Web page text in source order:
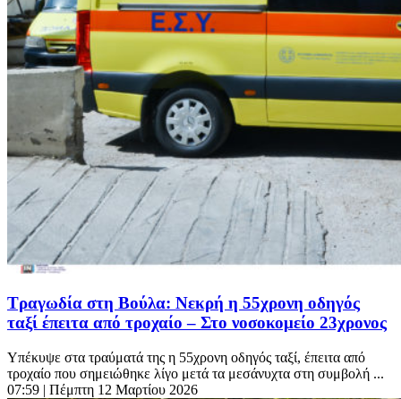
Τραγωδία στη Βούλα: Νεκρή η 55χρονη οδηγός
ταξί έπειτα από τροχαίο – Στο νοσοκομείο 23χρονος
Υπέκυψε στα τραύματά της η 55χρονη οδηγός ταξί, έπειτα από
τροχαίο που σημειώθηκε λίγο μετά τα μεσάνυχτα στη συμβολή ...
07:59 | Πέμπτη 12 Μαρτίου 2026